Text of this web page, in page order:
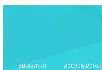
ᲛᲗᲐᲕᲐᲠᲘ ᲙᲐᲚᲔᲜᲓᲐᲠᲘ